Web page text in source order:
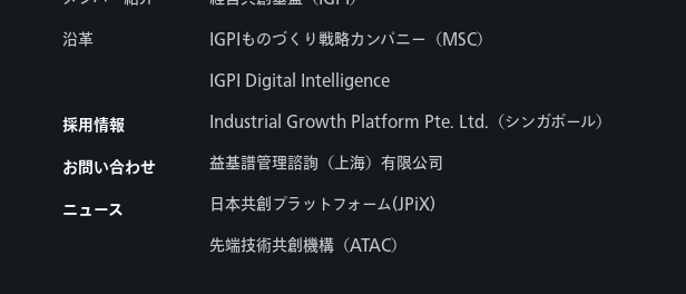
沿革
採用情報
お問い合わせ
ニュース
IGPIものづくり戦略カンパニー（MSC）
IGPI Digital Intelligence
Industrial Growth Platform Pte. Ltd.（シンガポール）
益基譜管理諮詢（上海）有限公司
日本共創プラットフォーム(JPiX)
先端技術共創機構（ATAC）